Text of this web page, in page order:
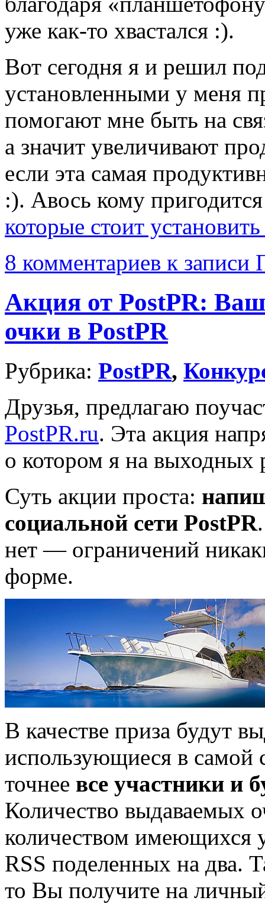
уже как-то хвастался :).
Вот сегодня я и решил
установленными у меня
помогают мне быть на
а значит увеличивают
если эта самая
:). Авось кому
которые стоит
8 комментариев к записи
Акция от PostPR:
очки в PostPR
Рубрика: PostPR,
Друзья, предлагаю
PostPR.ru. Эта акция
о котором я на выходных
Суть акции проста:
социальной сети PostPR
нет — ограничений
форме.
В качестве приза будут
использующиеся в самой
точнее все участники и
Количество выдаваемых
количеством имеющихся
RSS поделенных на два.
то Вы получите на